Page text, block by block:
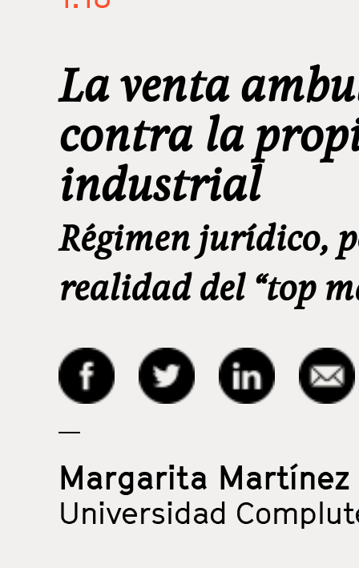
La venta
contra la
industrial
Régimen jurídico,
realidad del “top
Margarita Martínez
Universidad